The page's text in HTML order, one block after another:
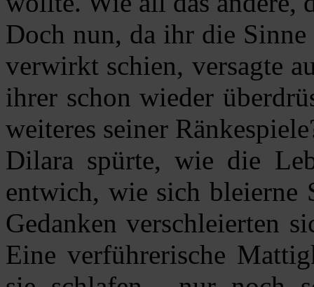
Doch nun, da ihr die
verwirkt schien, versagte
ihrer schon wieder
weiteres seiner
Dilara spürte, wie die
entwich, wie sich bleierne
Gedanken verschleierten
Eine verführerische